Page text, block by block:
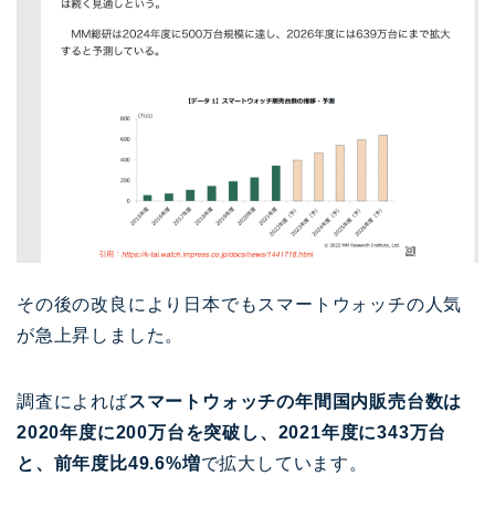
その後の改良により日本でもスマートウォッチの人気
が急上昇しました。
調査によればスマートウォッチの年間国内販売台数は
2020年度に200万台を突破し、2021年度に343万台
と、前年度比49.6%増で拡大しています。